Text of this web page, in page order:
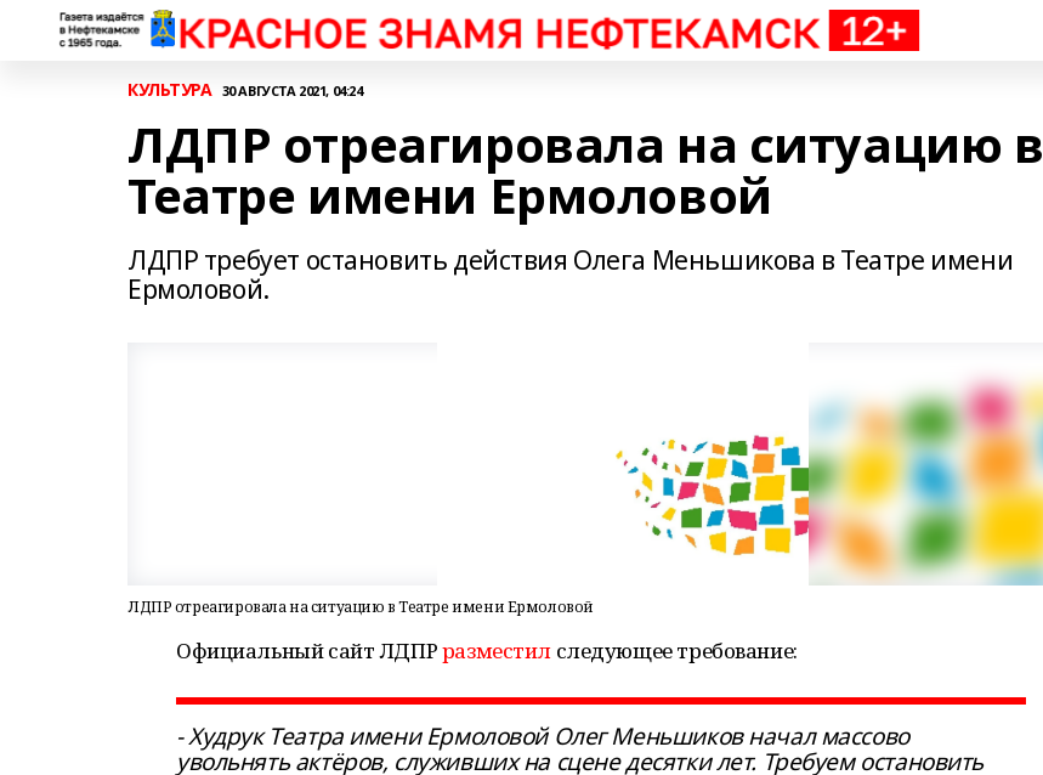
КУЛЬТУРА 30 АВГУСТА 2021, 04:24
ЛДПР отреагировала на ситуацию в
Театре имени Ермоловой
ЛДПР требует остановить действия Олега Меньшикова в Театре имени
Ермоловой.
ЛДПР отреагировала на ситуацию в Театре имени Ермоловой
Официальный сайт ЛДПРразместил следующее требование:
- Худрук Театра имени Ермоловой Олег Меньшиков начал массово
увольнять актёров, служивших на сцене десятки лет. Требуем остановить